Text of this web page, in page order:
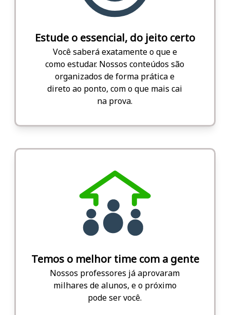
Estude o essencial, do jeito certo
Você saberá exatamente o que e
como estudar. Nossos conteúdos são
organizados de forma prática e
direto ao ponto, com o que mais cai
na prova.
Temos o melhor time com a gente
Nossos professores já aprovaram
milhares de alunos, e o próximo
pode ser você.